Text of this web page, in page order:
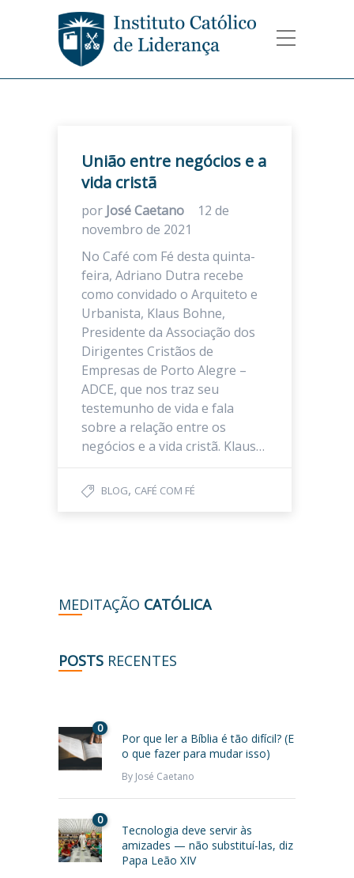
União entre negócios e a
vida cristã
por José Caetano
12 de
novembro de 2021
No Café com Fé desta quinta-
feira, Adriano Dutra recebe
como convidado o Arquiteto e
Urbanista, Klaus Bohne,
Presidente da Associação dos
Dirigentes Cristãos de
Empresas de Porto Alegre –
ADCE, que nos traz seu
testemunho de vida e fala
sobre a relação entre os
negócios e a vida cristã. Klaus…
BLOG, CAFÉ COM FÉ
MEDITAÇÃO CATÓLICA
POSTS RECENTES
0
Por que ler a Bíblia é tão difícil? (E
o que fazer para mudar isso)
By José Caetano
0
Tecnologia deve servir às
amizades — não substituí-las, diz
Papa Leão XIV